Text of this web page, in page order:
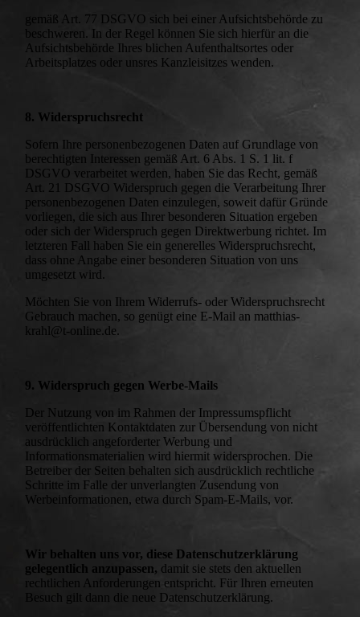
gemäß Art. 77 DSGVO sich bei einer Aufsichtsbehörde zu
beschweren. In der Regel können Sie sich hierfür an die
Aufsichtsbehörde Ihres blichen Aufenthaltsortes oder
Arbeitsplatzes oder unsres Kanzleisitzes wenden.
8. Widerspruchsrecht
Sofern Ihre personenbezogenen Daten auf Grundlage von
berechtigten Interessen gemäß Art. 6 Abs. 1 S. 1 lit. f
DSGVO verarbeitet werden, haben Sie das Recht, gemäß
Art. 21 DSGVO Widerspruch gegen die Verarbeitung Ihrer
personenbezogenen Daten einzulegen, soweit dafür Gründe
vorliegen, die sich aus Ihrer besonderen Situation ergeben
oder sich der Widerspruch gegen Direktwerbung richtet. Im
letzteren Fall haben Sie ein generelles Widerspruchsrecht,
dass ohne Angabe einer besonderen Situation von uns
umgesetzt wird.
Möchten Sie von Ihrem Widerrufs- oder Widerspruchsrecht
Gebrauch machen, so genügt eine E-Mail an matthias-
krahl@t-online.de.
9. Widerspruch gegen Werbe-Mails
Der Nutzung von im Rahmen der Impressumspflicht
veröffentlichten Kontaktdaten zur Übersendung von nicht
ausdrücklich angeforderter Werbung und
Informationsmaterialien wird hiermit widersprochen. Die
Betreiber der Seiten behalten sich ausdrücklich rechtliche
Schritte im Falle der unverlangten Zusendung von
Werbeinformationen, etwa durch Spam-E-Mails, vor.
Wir behalten uns vor, diese Datenschutzerklärung
gelegentlich anzupassen, damit sie stets den aktuellen
rechtlichen Anforderungen entspricht. Für Ihren erneuten
Besuch gilt dann die neue Datenschutzerklärung.